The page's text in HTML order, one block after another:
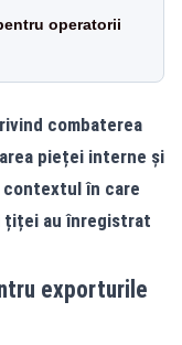
operatorii
combaterea
pieței interne și
contextul în care
țiței au înregistrat
exporturile